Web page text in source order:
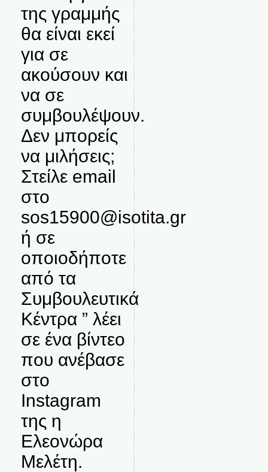
της γραμμής
θα είναι εκεί
για σε
ακούσουν και
να σε
συμβουλέψουν.
Δεν μπορείς
να μιλήσεις;
Στείλε email
στο
sos15900@isotita.gr
ή σε
οποιοδήποτε
από τα
Συμβουλευτικά
Κέντρα ” λέει
σε ένα βίντεο
που ανέβασε
στο
Instagram
της η
Ελεονώρα
Μελέτη.